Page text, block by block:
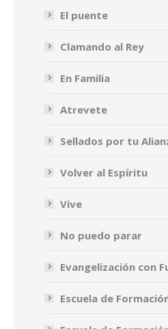
El puente
Clamando al Rey
En Familia
Atrevete
Sellados por tu
Volver al Espíritu
Vive
No puedo parar
Evangelización con
Escuela de